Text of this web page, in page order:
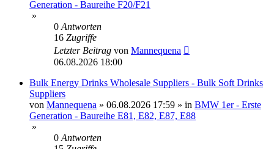
Generation - Baureihe F20/F21
»
0 Antworten
16 Zugriffe
Letzter Beitrag von Mannequena
06.08.2026 18:00
Bulk Energy Drinks Wholesale Suppliers - Bulk Soft Drinks
Suppliers
von Mannequena » 06.08.2026 17:59 » in BMW 1er - Erste
Generation - Baureihe E81, E82, E87, E88
»
0 Antworten